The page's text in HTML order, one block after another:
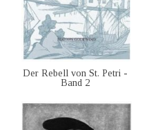
Der Rebell von St. Petri -
Band 2